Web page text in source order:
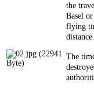
the
Basel
flying
distance.
The